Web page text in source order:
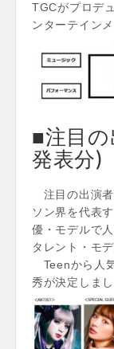
TGCがプロデ
ンターテイン
■注目
発表分)
注目の出演者
ソン界を代表
優・モデルで
タレント・モ
Teenから人
秀が決定しまし